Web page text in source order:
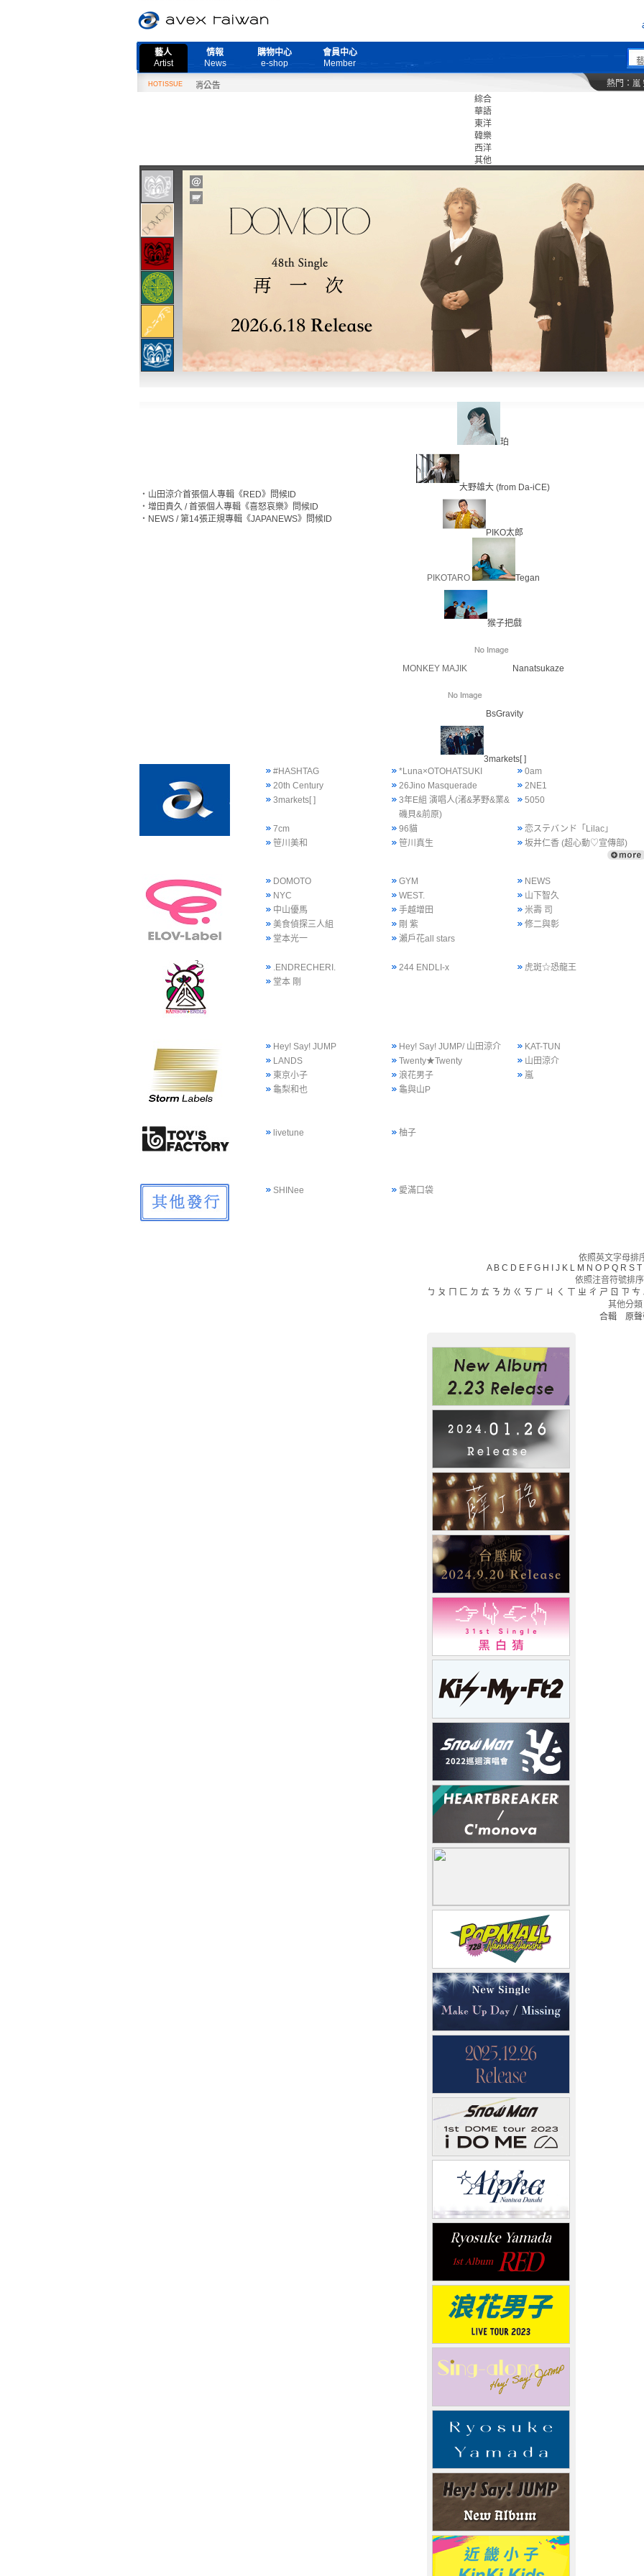
藝人
Artist
情報
News
購物中心
e-shop
會員中心
Member
HOTISSUE
月27日『Need More Live』演唱會取消公告 熱門： 嵐
綜合
華語
東洋
韓樂
西洋
其他
‧ 山田涼介首張個人專輯《RED》問候ID
‧ 增田貴久 / 首張個人專輯《喜怒哀樂》問候ID
‧ NEWS / 第14張正規專輯《JAPANEWS》問候ID
珀
大野雄大 (from Da-iCE)
PIKO太郎
PIKOTARO Tegan
猴子把戲
MONKEY MAJIK Nanatsukaze
BsGravity
3markets[ ]
#HASHTAG
*Luna×OTOHATSUKI
0am
20th Century
26Jino Masquerade
2NE1
3markets[ ]
3年E組 演唱人(渚&茅野&業&
磯貝&前原)
5050
7cm 96貓
恋ステバンド「Lilac」
笹川美和
笹川真生 坂井仁香 (超心動♡宣傳部)
DOMOTO GYM
NEWS
NYC
WEST.
山下智久
中山優馬
手越增田
米壽 司
美食偵探三人組
剛 紫
修二與彰
堂本光一
瀨戶花all stars
.ENDRECHERI. 244 ENDLI-x
虎斑☆恐龍王
堂本 剛
Hey! Say! JUMP Hey! Say! JUMP/ 山田涼介
KAT-TUN
LANDS
Twenty★Twenty
山田涼介
東京小子
浪花男子
嵐
龜梨和也
龜與山P
livetune 柚子
SHINee 愛滿口袋
依照英文字母排
A B C D E F G H J K L M N O P Q R S T
依照注音符號排
ㄅ ㄆ ㄈ ㄉ ㄊ ㄋ ㄌ ㄍ ㄎ ㄏ ㄐ ㄑ ㄓ ㄔ ㄕ ㄖ ㄗ ㄘ
其他分類
合輯
原聲